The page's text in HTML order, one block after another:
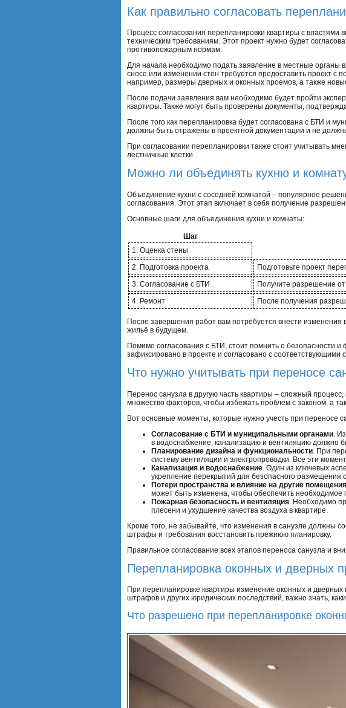
Как правильно согласовать
Процесс согласования перепланировки квартиры с
техническим требованиям. Этот проект нужно будет
противопожарным нормам.
Для начала необходимо подать заявление в местные органы
сносе или изменении стен требуется предоставить проект
например, размеры дверных и оконных проемов, а также
После подачи заявления вам необходимо будет пройти
квартиры. Также могут быть проверены документы,
После того как перепланировка будет согласована с БТИ и
должны быть отражены в проектной документации и не
При согласовании перепланировки также стоит учитывать
лестничные клетки.
Можно ли объединять кухню и
Объединение кухни с соседней комнатой – популярное
согласования. Этот этап включает в себя получение
Основные шаги для объединения кухни и комнаты:
Шаг
1. Оценка стены
2. Подготовка проекта
Подготовьте проект
3. Согласование с БТИ
Получите разрешение
4. Ремонт
После получения
После завершения работ вам потребуется внести
жильё в будущем.
Помимо согласования с БТИ, стоит помнить о безопасности
зафиксировано в проекте и согласовано с соответствующими
Что нужно учитывать при переносе
Перенос санузла в другую часть квартиры – сложный
множество факторов, чтобы избежать проблем с законом, а
Вот основные моменты, которые нужно учесть при переносе
Согласование с БТИ и муниципальными органами .
в водоснабжение, канализацию и вентиляцию должно
Планирование дизайна и функциональности . При
систему вентиляции и электропроводки. Все эти
Канализация и водоснабжение . Один из ключевых
укрепление перекрытий для безопасного размещения
Потери пространства и влияние на другие помещения
может быть изменена, чтобы обеспечить необходимое
Пожарная безопасность и вентиляция . Необходимо
плесени и ухудшение качества воздуха в квартире.
Кроме того, не забывайте, что изменения в санузле должны
штрафы и требования восстановить прежнюю планировку.
Правильное согласование всех этапов переноса санузла и
Перепланировка оконных и дверных
При перепланировке квартиры изменение оконных и
штрафов и других юридических последствий, важно знать,
Что разрешено при перепланировке